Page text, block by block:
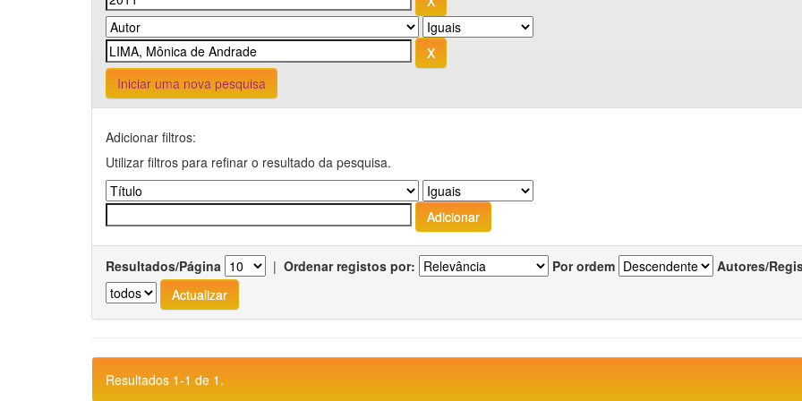
Iniciar uma nova pesquisa
Adicionar filtros:
Utilizar filtros para refinar o resultado da pesquisa.
Resultados/Página | Ordenar registos por: Por ordem Autores/
Resultados 1-1 de 1.